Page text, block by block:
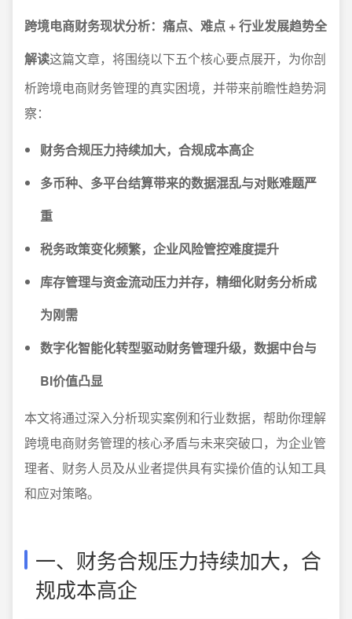
跨境电商财务现状分析：痛点、难点 + 行业发展趋势全
解读这篇文章，将围绕以下五个核心要点展开，为你剖
析跨境电商财务管理的真实困境，并带来前瞻性趋势洞
察：
财务合规压力持续加大，合规成本高企
多币种、多平台结算带来的数据混乱与对账难题严
重
税务政策变化频繁，企业风险管控难度提升
库存管理与资金流动压力并存，精细化财务分析成
为刚需
数字化智能化转型驱动财务管理升级，数据中台与
BI价值凸显
本文将通过深入分析现实案例和行业数据，帮助你理解
跨境电商财务管理的核心矛盾与未来突破口，为企业管
理者、财务人员及从业者提供具有实操价值的认知工具
和应对策略。
一、财务合规压力持续加大，合
规成本高企